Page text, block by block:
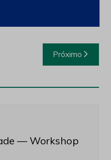
Próximo
— Workshop